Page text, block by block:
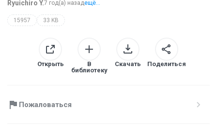
Ryuichiro Y.7 год(а) назадещё...
15957 33 KB
Открыть
В
библиотеку
Скачать Поделиться
Пожаловаться